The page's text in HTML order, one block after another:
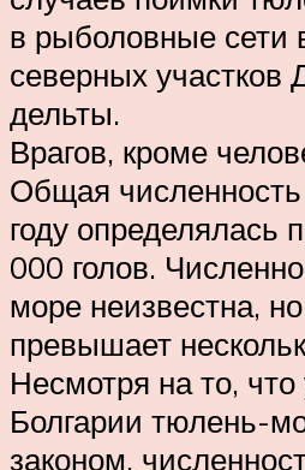
в рыболовные сети
северных участков
дельты.
Врагов, кроме
Общая
году определялась
000 голов.
море неизвестна,
превышает
Несмотря на то, что
Болгарии тюлень-
законом,